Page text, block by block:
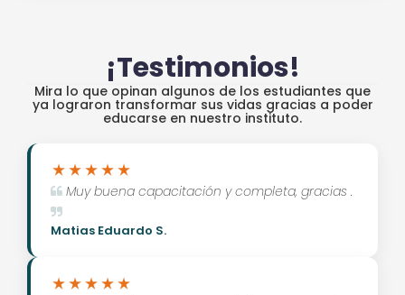
¡Testimonios!
Mira lo que opinan algunos de los estudiantes que
ya lograron transformar sus vidas gracias a poder
educarse en nuestro instituto.
Muy buena capacitación y completa, gracias .
Matias Eduardo S.